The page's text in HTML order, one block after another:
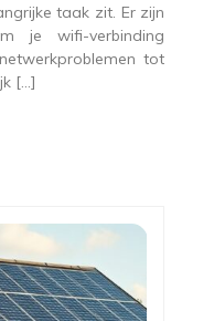
taak zit. Er zijn
je wifi-verbinding
tot
[…]